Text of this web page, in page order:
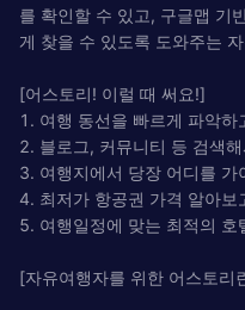
를 확인할 수 있고, 구글맵 기
게 찾을 수 있도록 도와주는
[어스토리! 이럴 때 써요!]
1. 여행 동선을 빠르게 파악하
2. 블로그, 커뮤니티 등 검색
3. 여행지에서 당장 어디를 가
4. 최저가 항공권 가격 알아보
5. 여행일정에 맞는 최적의 호
[자유여행자를 위한 어스토리